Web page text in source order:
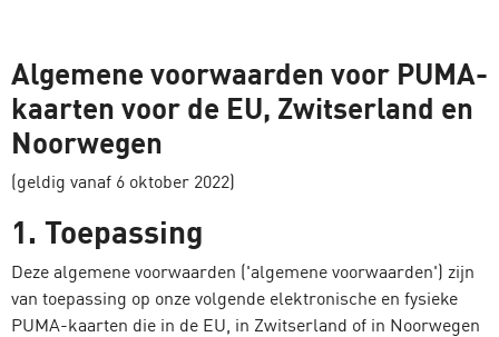
Algemene voorwaarden voor PUMA-
kaarten voor de EU, Zwitserland en
Noorwegen
(geldig vanaf 6 oktober 2022)
1. Toepassing
Deze algemene voorwaarden ('algemene voorwaarden') zijn
van toepassing op onze volgende elektronische en fysieke
PUMA-kaarten die in de EU, in Zwitserland of in Noorwegen